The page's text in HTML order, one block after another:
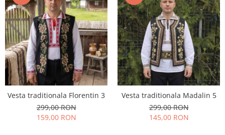
Vesta traditionala Florentin 3
299,00 RON
159,00 RON
Vesta traditionala Madalin 5
299,00 RON
145,00 RON